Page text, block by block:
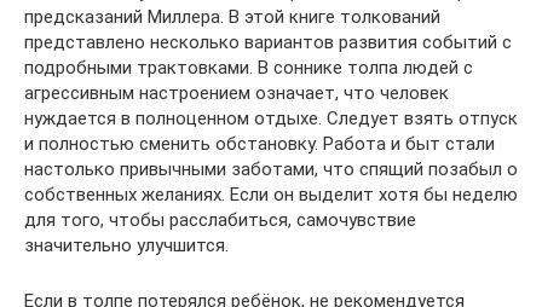
предсказаний Миллера. В этой книге толкований
представлено несколько вариантов развития событий с
подробными трактовками. В соннике толпа людей с
агрессивным настроением означает, что человек
нуждается в полноценном отдыхе. Следует взять отпуск
и полностью сменить обстановку. Работа и быт стали
настолько привычными заботами, что спящий позабыл о
собственных желаниях. Если он выделит хотя бы неделю
для того, чтобы расслабиться, самочувствие
значительно улучшится.
Если в толпе потерялся ребёнок, не рекомендуется